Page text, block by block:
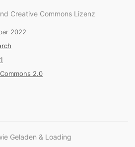
Creative Commons Lizenz
2022
2.0
Geladen & Loading